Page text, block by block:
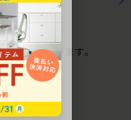
応しております。
せ営業日